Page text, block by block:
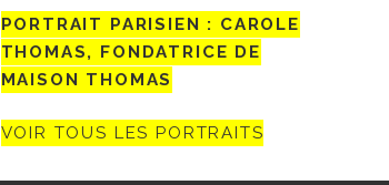
PORTRAIT PARISIEN : CAROLE
THOMAS, FONDATRICE DE
MAISON THOMAS
VOIR TOUS LES PORTRAITS